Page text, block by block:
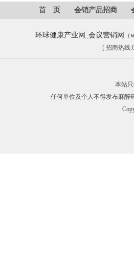
首 页 会销产品招商
环球健康产业网 会议营销网 （
[ 招商热线
本站
任何单位及个人不得发布麻醉